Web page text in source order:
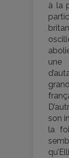
à la
une
son
la